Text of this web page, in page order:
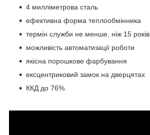
4 милліметрова сталь
ефективна форма теплообмінника
термін служби не менше, ніж 15 років
можливість автоматизації роботи
якісна порошкове фарбування
ексцентриковий замок на дверцятах
ККД до 76%.